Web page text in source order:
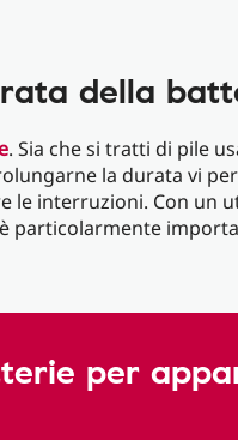
della
. Sia che si tratti di pile
la durata vi
le interruzioni. Con un
particolarmente
per